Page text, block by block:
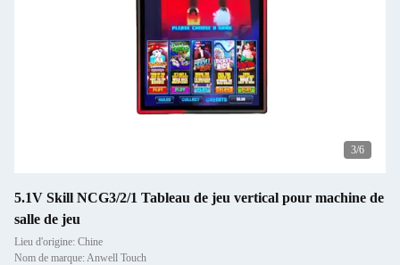
3/6
5.1V Skill NCG3/2/1 Tableau de jeu vertical pour machine de
salle de jeu
Lieu d'origine: Chine
Nom de marque: Anwell Touch